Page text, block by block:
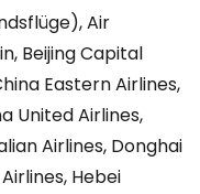
Air
Beijing Capital
Eastern Airlines,
United Airlines,
Airlines, Donghai
Hebei